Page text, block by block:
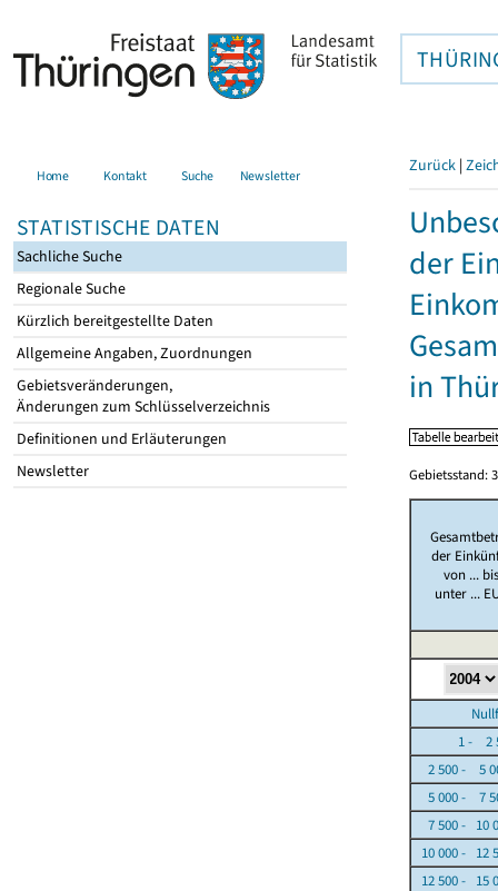
Home Kontakt Suche Newsletter
STATISTISCHE DATEN
Sachliche Suche
Regionale Suche
Kürzlich bereitgestellte Daten
Allgemeine Angaben, Zuordnungen
Gebietsveränderungen,
Änderungen zum Schlüsselverzeichnis
Definitionen und Erläuterungen
Newsletter
Zurück |
der
in
Gebietsstand:
der
von ...
unter ...
1 - 2
2 500 - 5
5 000 - 7
7 500 - 10
10 000 - 12
12 500 - 15